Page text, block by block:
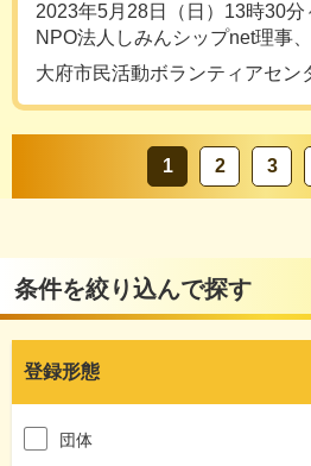
2023年5月28日（日）13時30分
NPO法人しみんシップnet理事
大府市民活動ボランティアセン
1 2 3
条件を絞り込んで探す
登録形態
団体